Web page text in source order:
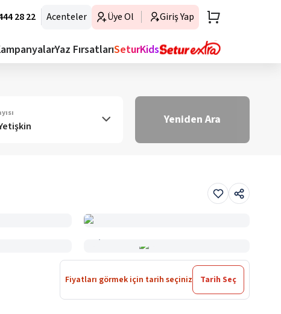
28 22 Acenteler Üye Ol Giriş Yap
Yaz FırsatlarıSeturKids
Yeniden Ara
Fiyatları görmek için tarih seçiniz Tarih Seç